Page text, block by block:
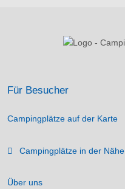
Für Besucher
Campingplätze auf der Karte
Campingplätze in der Nähe
Über uns